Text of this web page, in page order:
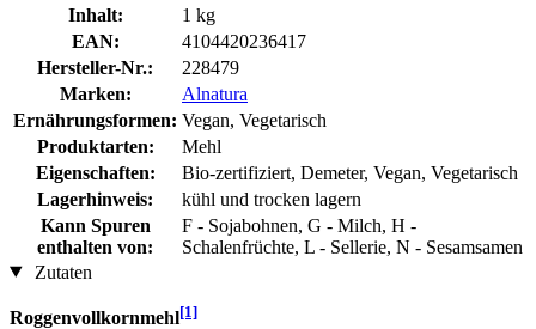
Inhalt:
1 kg
EAN:
4104420236417
Hersteller-Nr.:
228479
Marken:
Alnatura
Ernährungsformen: Vegan, Vegetarisch
Produktarten:
Mehl
Eigenschaften:
Bio-zertifiziert, Demeter, Vegan, Vegetarisch
Lagerhinweis:
kühl und trocken lagern
Kann Spuren
enthalten von:
F - Sojabohnen, G - Milch, H -
Schalenfrüchte, L - Sellerie, N - Sesamsamen
Zutaten
Roggenvollkornmehl[1]